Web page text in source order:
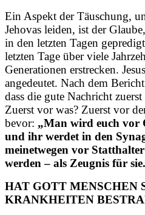
Ein Aspekt der Täuschung,
Jehovas leiden, ist der
in den letzten Tagen
letzten Tage über viele
Generationen erstrecken.
angedeutet. Nach dem
dass die gute Nachricht
Zuerst vor was? Zuerst vor
bevor: „Man wird euch vor
und ihr werdet in den
meinetwegen vor
werden – als Zeugnis für
HAT GOTT MENSCHEN
KRANKHEITEN